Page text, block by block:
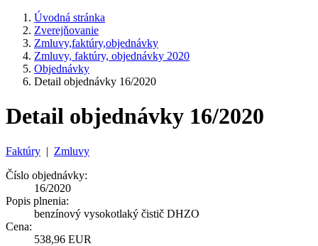
Úvodná stránka
Zverejňovanie
Zmluvy,faktúry,objednávky
Zmluvy, faktúry, objednávky 2020
Objednávky
Detail objednávky 16/2020
Detail objednávky 16/2020
Faktúry | Zmluvy
Číslo objednávky:
16/2020
Popis plnenia:
benzínový vysokotlaký čistič DHZO
Cena:
538,96 EUR